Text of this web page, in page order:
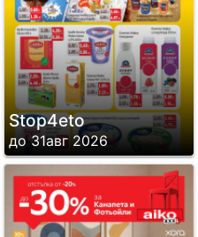
Stop4eto
до 31авг 2026